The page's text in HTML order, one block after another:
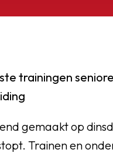
trainingen
gemaakt op
Trainen en